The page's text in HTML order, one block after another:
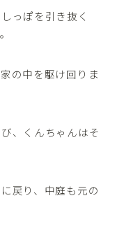
っぽを引き抜く
の中を駆け回りま
、くんちゃんはそ
戻り、中庭も元の